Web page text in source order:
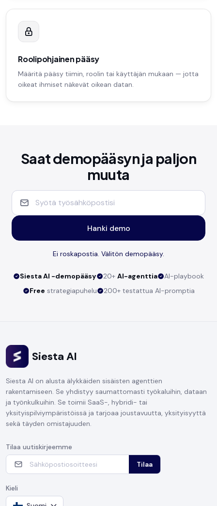
Roolipohjainen pääsy
Määritä pääsy tiimin, roolin tai käyttäjän mukaan — jotta
oikeat ihmiset näkevät oikean datan.
Saat demopääsyn ja paljon
muuta
Hanki demo
Ei roskapostia. Välitön demopääsy.
Siesta AI -demopääsy 20+ AI-agenttia
AI-playbook
Free strategiapuhelu 200+ testattua AI-promptia
Siesta AI
Siesta AI on alusta älykkäiden sisäisten agenttien
rakentamiseen. Se yhdistyy saumattomasti työkaluihin, dataan
ja työnkulkuihin. Se toimii SaaS-, hybridi- tai
yksityispilviympäristöissä ja tarjoaa joustavuutta, yksityisyyttä
sekä täyden omistajuuden.
Tilaa uutiskirjeemme
Tilaa
Kieli